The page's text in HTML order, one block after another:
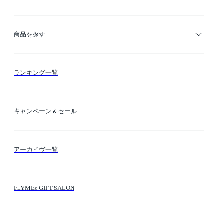
ご利用ガイド
商品を探す
カテゴリー検索
ランキング一覧
キャンペーン＆セール
アーカイヴ一覧
FLYMEe GIFT SALON